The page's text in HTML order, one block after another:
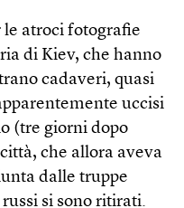
le atroci fotografie
di Kiev, che hanno
cadaveri, quasi
uccisi
(tre giorni dopo
che allora aveva
dalle truppe
si sono ritirati.